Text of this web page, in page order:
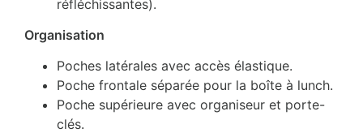
réfléchissantes).
Organisation
Poches latérales avec accès élastique.
Poche frontale séparée pour la boîte à lunch.
Poche supérieure avec organiseur et porte-
clés.